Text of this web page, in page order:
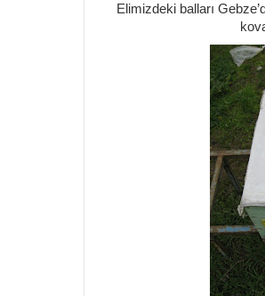
Elimizdeki balları